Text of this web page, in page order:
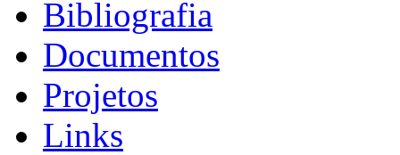
Bibliografia
Documentos
Projetos
Links